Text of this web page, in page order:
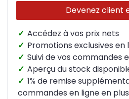
Devenez client
✓ Accédez à vos prix nets
✓ Promotions exclusives en
✓ Suivi de vos commandes
✓ Aperçu du stock
✓ 1% de remise
commandes en ligne en